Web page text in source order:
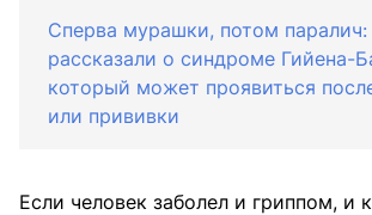
Сперва мурашки, потом паралич:
рассказали о синдроме Гийена-
который может проявиться
или прививки
Если человек заболел и гриппом, и